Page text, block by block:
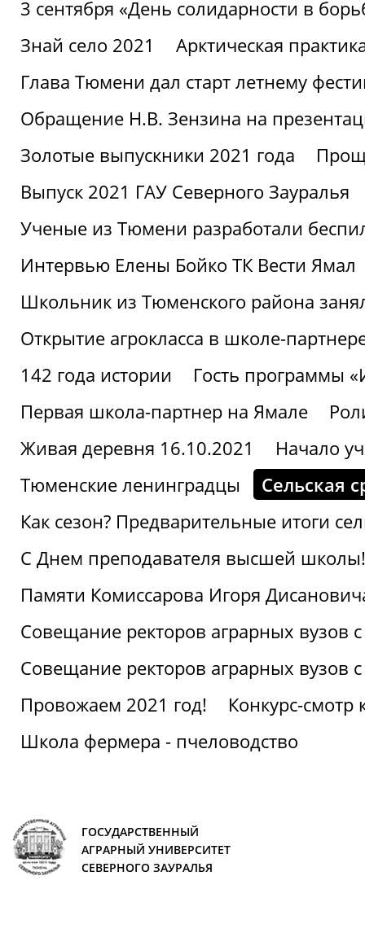
3 сентября «День солидарности в
Знай село 2021
Арктическая
Глава Тюмени дал старт летнему
Обращение Н.В. Зензина на
Золотые выпускники 2021 года
Выпуск 2021 ГАУ Северного Зауралья
Ученые из Тюмени разработали
Интервью Елены Бойко ТК Вести Ямал
Школьник из Тюменского района
Открытие агрокласса в школе-
142 года истории
Гость программы
Первая школа-партнер на Ямале
Живая деревня 16.10.2021
Начало
Тюменские ленинградцы
Сельская
Как сезон? Предварительные итоги
С Днем преподавателя высшей школы!
Памяти Комиссарова Игоря
Совещание ректоров аграрных
Совещание ректоров аграрных
Провожаем 2021 год!
Конкурс-
Школа фермера - пчеловодство
ГОСУДАРСТВЕННЫЙ
АГРАРНЫЙ УНИВЕРСИТЕТ
СЕВЕРНОГО ЗАУРАЛЬЯ